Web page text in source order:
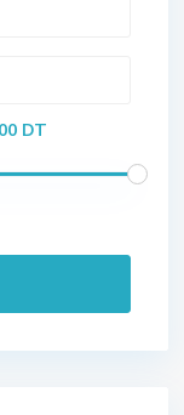
DT